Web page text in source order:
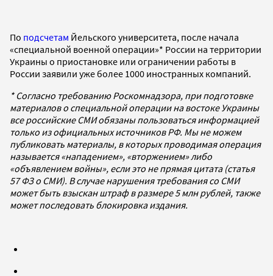
По подсчетам Йельского университета, после начала
«специальной военной операции»* России на территории
Украины о приостановке или ограничении работы в
России заявили уже более 1000 иностранных компаний.
* Согласно требованию Роскомнадзора, при подготовке
материалов о специальной операции на востоке Украины
все российские СМИ обязаны пользоваться информацией
только из официальных источников РФ. Мы не можем
публиковать материалы, в которых проводимая операция
называется «нападением», «вторжением» либо
«объявлением войны», если это не прямая цитата (статья
57 ФЗ о СМИ). В случае нарушения требования со СМИ
может быть взыскан штраф в размере 5 млн рублей, также
может последовать блокировка издания.